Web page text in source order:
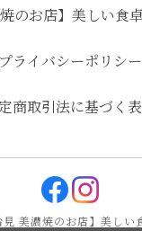
焼のお店】美しい食
プライバシーポリシー
商取引法に基づく
美濃焼のお店】美し